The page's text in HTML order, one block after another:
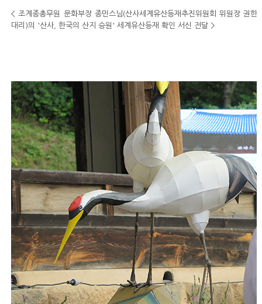
< 조계종총무원 문화부장 종민스님(산사세계유산등재추진위원회 위원장 권한
대리)의 '산사, 한국의 산지 승원' 세계유산등재 확인 서신 전달 >